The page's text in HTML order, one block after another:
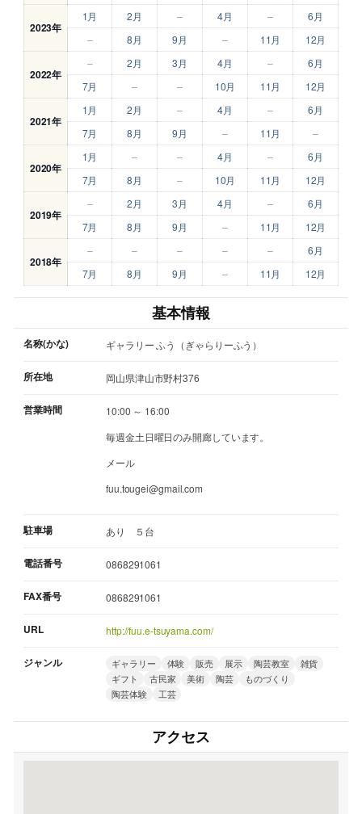
2023年
1月 2月 – 4月 –
6月
–
8月 9月 – 11月 12月
2022年
– 2月 3月 4月 –
6月
7月
– – 10月 11月 12月
2021年
1月 2月 – 4月 –
6月
7月
8月 9月 – 11月 –
2020年
1月 – – 4月 –
6月
7月
8月 – 10月 11月 12月
2019年
– 2月 3月 4月 –
6月
7月
8月 9月 – 11月 12月
2018年
– – – – –
6月
7月
8月 9月 – 11月 12月
基本情報
名称(かな) ギャラリー ふう（ぎゃらりーふう）
所在地 岡山県津山市野村376
営業時間
10:00 ～ 16:00
毎週金土日曜日のみ開廊しています。
メール
fuu.tougei@gmail.com
駐車場 あり ５台
電話番号 0868291061
FAX番号 0868291061
URL http://fuu.e-tsuyama.com/
ジャンル ギャラリー 体験 販売 展示 陶芸教室
雑貨
ギフト
古民家 美術 陶芸
ものづくり
陶芸体験
工芸
アクセス